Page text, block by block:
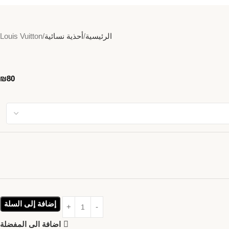
الرئيسية أحذية نسائية Louis Vuitton
₪80
إضافة إلى السلة
اضافة الى المفضلة